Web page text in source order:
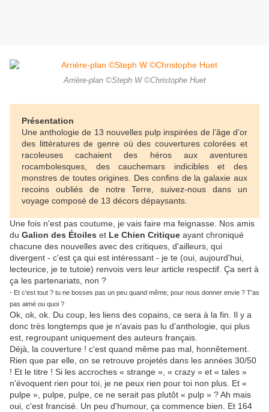
Arrière-plan ©Steph W ©Christophe Huet
Présentation
Une anthologie de 13 nouvelles pulp inspirées de l’âge d’or
des littératures de genre où des couvertures colorées et
racoleuses cachaient des héros aux aventures
rocambolesques, des cauchemars indicibles et des
monstres de toutes origines. Des confins de la galaxie aux
recoins oubliés de notre Terre, suivez-nous dans un
voyage composé de 13 décors dépaysants.
Une fois n'est pas coutume, je vais faire ma feignasse. Nos amis
du Galion des Étoiles et Le Chien Critique ayant chroniqué
chacune des nouvelles avec des critiques, d'ailleurs, qui
divergent - c'est ça qui est intéressant - je te (oui, aujourd'hui,
lecteurice, je te tutoie) renvois vers leur article respectif. Ça sert à
ça les partenariats, non ?
- Et c'est tout ? tu ne bosses pas un peu quand même, pour nous donner envie ? T'as
pas aimé ou quoi ?
Ok, ok, ok. Du coup, les liens des copains, ce sera à la fin. Il y a
donc très longtemps que je n'avais pas lu d'anthologie, qui plus
est, regroupant uniquement des auteurs français.
Déjà, la couverture ! c'est quand même pas mal, honnêtement.
Rien que par elle, on se retrouve projetés dans les années 30/50
! Et le titre ! Si les accroches « strange », « crazy » et « tales »
n'évoquent rien pour toi, je ne peux rien pour toi non plus. Et «
pulpe », pulpe, pulpe, ce ne serait pas plutôt « pulp » ? Ah mais
oui, c'est francisé. Un peu d'humour, ça commence bien. Et 164